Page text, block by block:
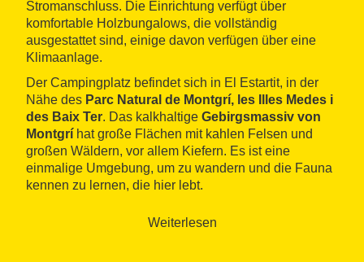
Stromanschluss. Die Einrichtung verfügt über
komfortable Holzbungalows, die vollständig
ausgestattet sind, einige davon verfügen über eine
Klimaanlage.
Der Campingplatz befindet sich in El Estartit, in der
Nähe des Parc Natural de Montgrí, les Illes Medes i
des Baix Ter. Das kalkhaltige Gebirgsmassiv von
Montgrí hat große Flächen mit kahlen Felsen und
großen Wäldern, vor allem Kiefern. Es ist eine
einmalige Umgebung, um zu wandern und die Fauna
kennen zu lernen, die hier lebt.
Weiterlesen